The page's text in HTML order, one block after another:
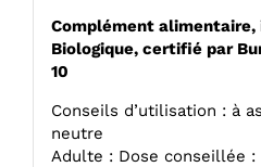
Complément alimentaire,
Biologique, certifié par
10
Conseils d’utilisation : à
neutre
Adulte : Dose conseillée